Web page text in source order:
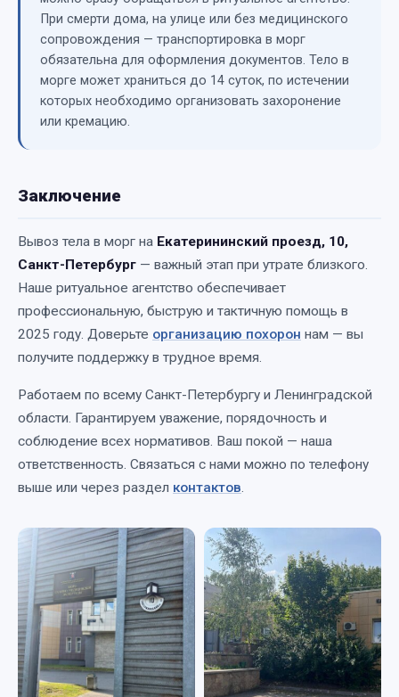
При смерти дома, на улице или без медицинского
сопровождения — транспортировка в морг
обязательна для оформления документов. Тело в
морге может храниться до 14 суток, по истечении
которых необходимо организовать захоронение
или кремацию.
Заключение
Вывоз тела в морг на Екатерининский проезд, 10,
Санкт-Петербург — важный этап при утрате близкого.
Наше ритуальное агентство обеспечивает
профессиональную, быструю и тактичную помощь в
2025 году. Доверьте организацию похорон нам — вы
получите поддержку в трудное время.
Работаем по всему Санкт-Петербургу и Ленинградской
области. Гарантируем уважение, порядочность и
соблюдение всех нормативов. Ваш покой — наша
ответственность. Связаться с нами можно по телефону
выше или через раздел контактов.